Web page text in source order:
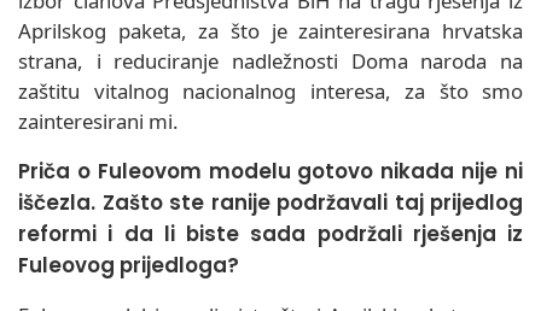
Aprilskog paketa, za što je zainteresirana hrvatska
strana, i reduciranje nadležnosti Doma naroda na
zaštitu vitalnog nacionalnog interesa, za što smo
zainteresirani mi.
Priča o Fuleovom modelu gotovo nikada nije ni
iščezla. Zašto ste ranije podržavali taj prijedlog
reformi i da li biste sada podržali rješenja iz
Fuleovog prijedloga?